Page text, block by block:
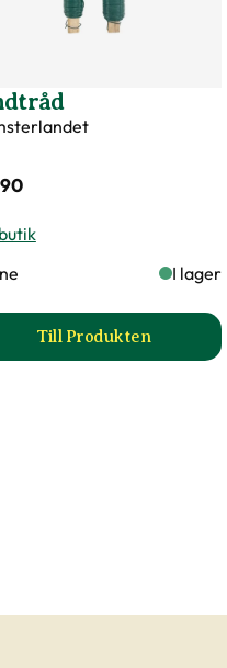
90
I lager
Till Produkten
till Bindtråd